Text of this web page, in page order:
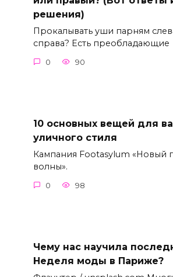
решения)
Прокалывать уши парням
справа? Есть преобладающие
0 90
10 основных вещей для
уличного стиля
Кампания Footasylum «Новый
волны».
0 98
Чему нас научила
Неделя моды в Париже?